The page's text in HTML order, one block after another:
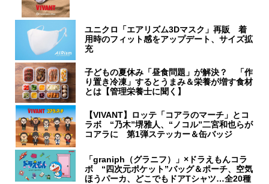
ユニクロ「エアリズム3Dマスク」再販 着
用時のフィット感をアップデート、サイズ拡
充
子どもの夏休み「昼食問題」が解決？ 「作
り置き冷凍」するとうまみ＆栄養が増す食材
とは【管理栄養士に聞く】
【VIVANT】ロッテ「コアラのマーチ」とコ
ラボ “乃木”堺雅人、“ノコル”二宮和也らが
コアラに 第1弾ステッカー＆缶バッジ
「graniph（グラニフ）」×ドラえもんコラ
ボ “四次元ポケット”バッグ＆ポーチ、空気
ほうパーカ、どこでもドアTシャツ…全20種